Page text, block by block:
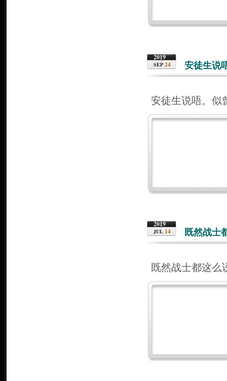
2019
SEP 24 安徒生说
安徒生说唔。似
2019
JUL 14 既然战士
既然战士都这么